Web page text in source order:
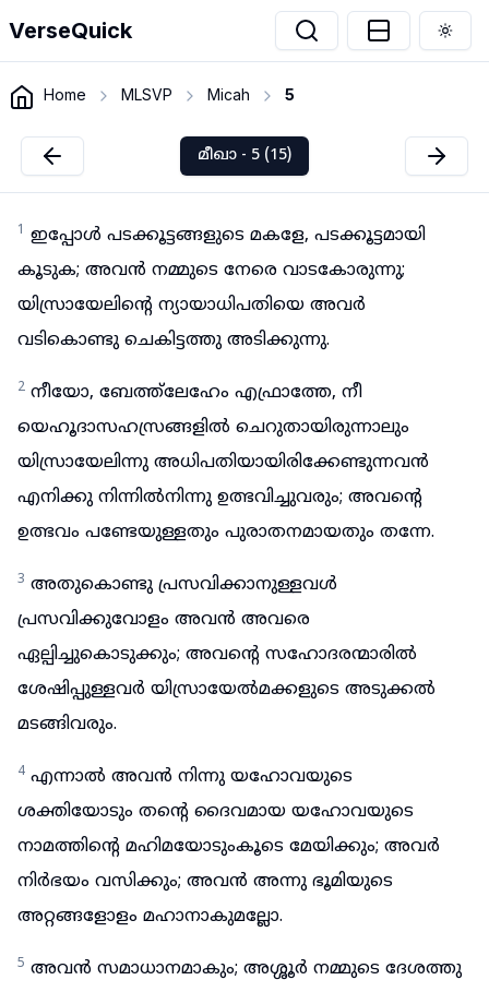
VerseQuick
Home MLSVP Micah 5
മീഖാ - 5 (15)
1 ഇപ്പോൾ പടക്കൂട്ടങ്ങളുടെ മകളേ, പടക്കൂട്ടമായി
കൂടുക; അവൻ നമ്മുടെ നേരെ വാടകോരുന്നു;
യിസ്രായേലിന്റെ ന്യായാധിപതിയെ അവർ
വടികൊണ്ടു ചെകിട്ടത്തു അടിക്കുന്നു.
2 നീയോ, ബേത്ത്ലേഹേം എഫ്രാത്തേ, നീ
യെഹൂദാസഹസ്രങ്ങളിൽ ചെറുതായിരുന്നാലും
യിസ്രായേലിന്നു അധിപതിയായിരിക്കേണ്ടുന്നവൻ
എനിക്കു നിന്നിൽനിന്നു ഉത്ഭവിച്ചുവരും; അവന്റെ
ഉത്ഭവം പണ്ടേയുള്ളതും പുരാതനമായതും തന്നേ.
3 അതുകൊണ്ടു പ്രസവിക്കാനുള്ളവൾ
പ്രസവിക്കുവോളം അവൻ അവരെ
ഏല്പിച്ചുകൊടുക്കും; അവന്റെ സഹോദരന്മാരിൽ
ശേഷിപ്പുള്ളവർ യിസ്രായേൽമക്കളുടെ അടുക്കൽ
മടങ്ങിവരും.
4 എന്നാൽ അവൻ നിന്നു യഹോവയുടെ
ശക്തിയോടും തന്റെ ദൈവമായ യഹോവയുടെ
നാമത്തിന്റെ മഹിമയോടുംകൂടെ മേയിക്കും; അവർ
നിർഭയം വസിക്കും; അവൻ അന്നു ഭൂമിയുടെ
അറ്റങ്ങളോളം മഹാനാകുമല്ലോ.
5 അവൻ സമാധാനമാകും; അശ്ശൂർ നമ്മുടെ ദേശത്തു